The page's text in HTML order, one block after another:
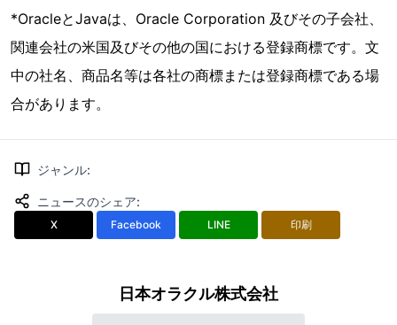
*OracleとJavaは、Oracle Corporation 及びその子会社、
関連会社の米国及びその他の国における登録商標です。文
中の社名、商品名等は各社の商標または登録商標である場
合があります。
ジャンル:
ニュースのシェア:
X Facebook LINE 印刷
日本オラクル株式会社